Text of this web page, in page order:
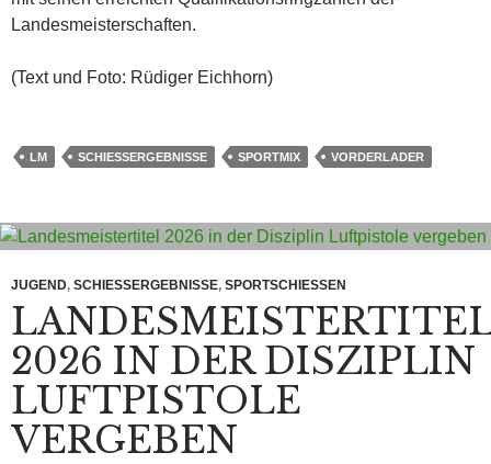
Landesmeisterschaften.
(Text und Foto: Rüdiger Eichhorn)
LM SCHIESSERGEBNISSE SPORTMIX VORDERLADER
JUGEND, SCHIESSERGEBNISSE , SPORTSCHIESSEN
2026 IN DER DISZIPLIN
LUFTPISTOLE
VERGEBEN